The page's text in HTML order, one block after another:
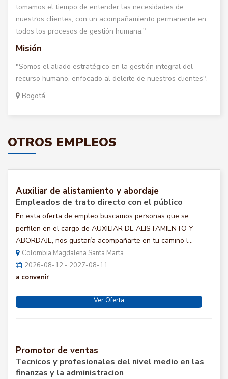
tomamos el tiempo de entender las necesidades de
nuestros clientes, con un acompañamiento permanente en
todos los procesos de gestión humana."
Misión
"Somos el aliado estratégico en la gestión integral del
recurso humano, enfocado al deleite de nuestros clientes".
Bogotá
OTROS EMPLEOS
Auxiliar de alistamiento y abordaje
Empleados de trato directo con el público
En esta oferta de empleo buscamos personas que se
perfilen en el cargo de AUXILIAR DE ALISTAMIENTO Y
ABORDAJE, nos gustaría acompañarte en tu camino l...
Colombia Magdalena Santa Marta
2026-08-12 - 2027-08-11
a convenir
Ver Oferta
Promotor de ventas
Tecnicos y profesionales del nivel medio en las
finanzas y la administracion